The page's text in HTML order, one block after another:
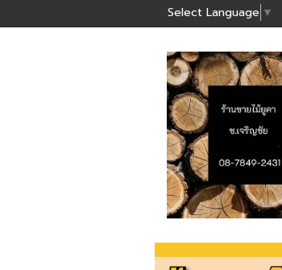
Select Language ▼